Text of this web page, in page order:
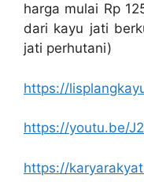
harga mulai Rp
dari kayu jati
jati perhutani)
https://
https://youtu.be/
https://